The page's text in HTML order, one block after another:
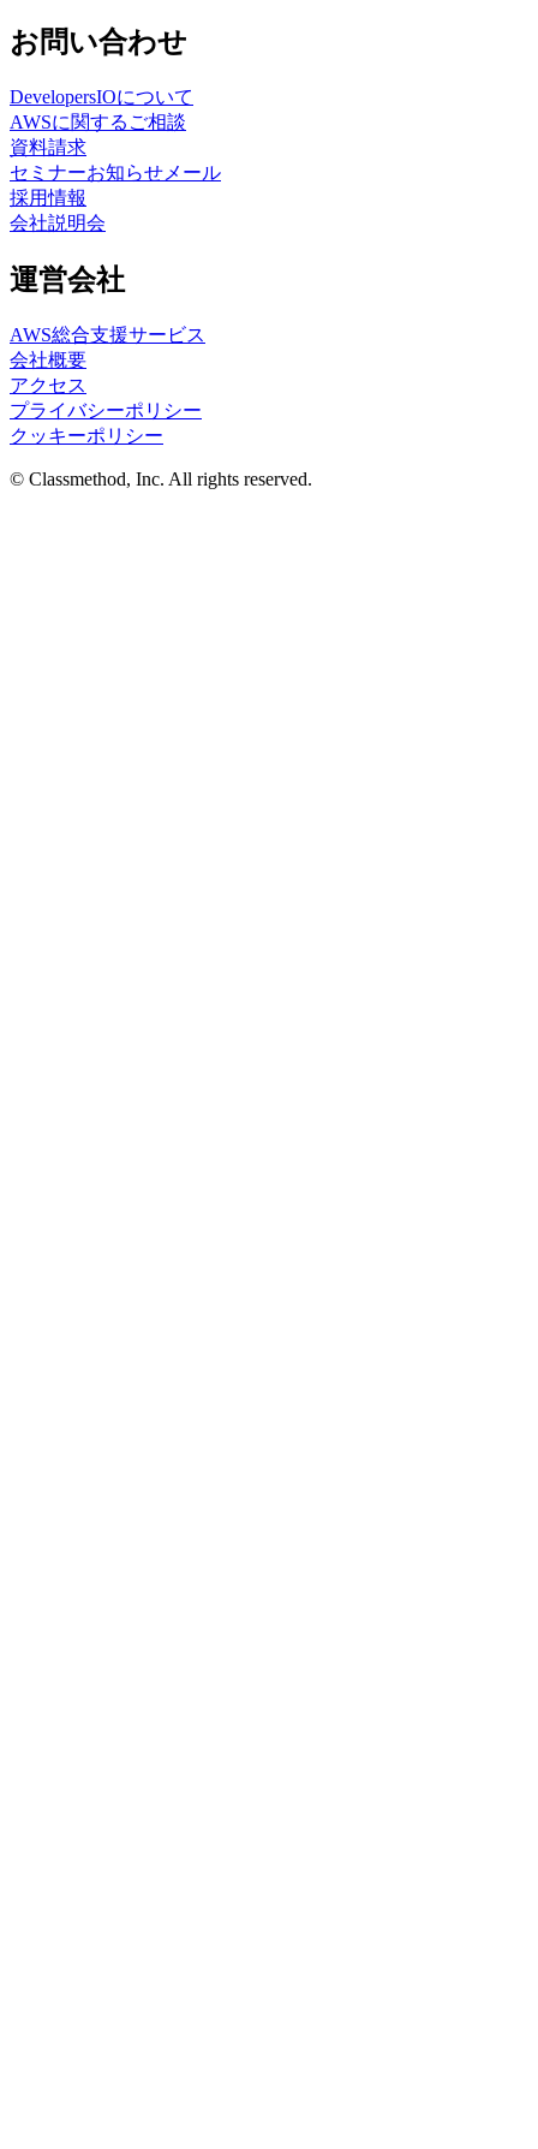
お問い合わせ
DevelopersIOについて
AWSに関するご相談
資料請求
セミナーお知らせメール
採用情報
会社説明会
運営会社
AWS総合支援サービス
会社概要
アクセス
プライバシーポリシー
クッキーポリシー
© Classmethod, Inc. All rights reserved.